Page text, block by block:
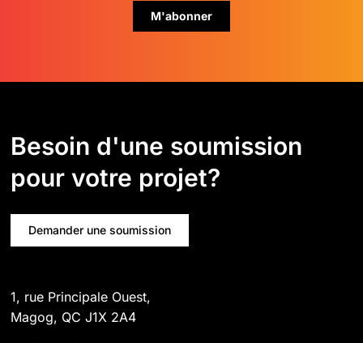
Besoin d'une soumission
pour votre projet?
Demander une soumission
1, rue Principale Ouest,
Magog, QC J1X 2A4